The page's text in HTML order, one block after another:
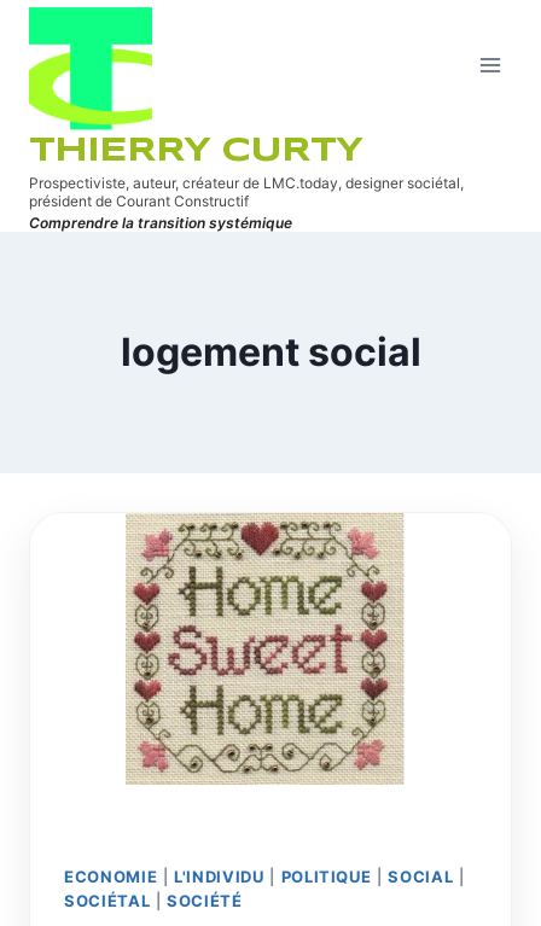
Aller
contenu
THIERRY CURTY
Prospectiviste, auteur, créateur de LMC.today, designer sociétal,
président de Courant Constructif
Comprendre la transition systémique
logement social
ECONOMIE |L'INDIVIDU POLITIQUE |SOCIAL
SOCIÉTAL |SOCIÉTÉ